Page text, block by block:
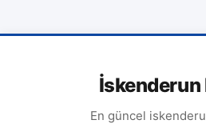
İskenderun
En güncel